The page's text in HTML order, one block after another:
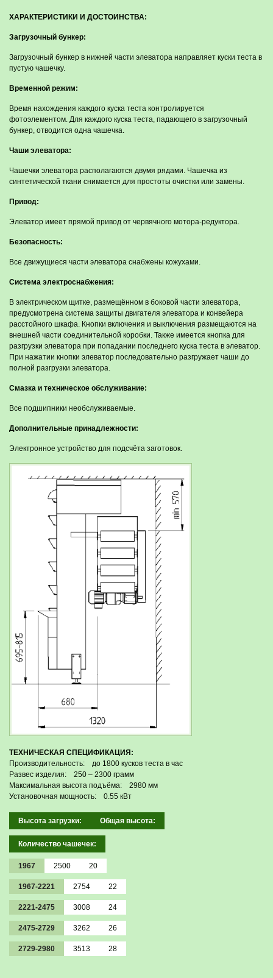
ХАРАКТЕРИСТИКИ И ДОСТОИНСТВА:
Загрузочный бункер:
Загрузочный бункер в нижней части элеватора направляет куски теста в
пустую чашечку.
Временной режим:
Время нахождения каждого куска теста контролируется
фотоэлементом. Для каждого куска теста, падающего в загрузочный
бункер, отводится одна чашечка.
Чаши элеватора:
Чашечки элеватора располагаются двумя рядами. Чашечка из
синтетической ткани снимается для простоты очистки или замены.
Привод:
Элеватор имеет прямой привод от червячного мотора-редуктора.
Безопасность:
Все движущиеся части элеватора снабжены кожухами.
Система электроснабжения:
В электрическом щитке, размещённом в боковой части элеватора,
предусмотрена система защиты двигателя элеватора и конвейера
расстойного шкафа. Кнопки включения и выключения размещаются на
внешней части соединительной коробки. Также имеется кнопка для
разгрузки элеватора при попадании последнего куска теста в элеватор.
При нажатии кнопки элеватор последовательно разгружает чаши до
полной разгрузки элеватора.
Смазка и техническое обслуживание:
Все подшипники необслуживаемые.
Дополнительные принадлежности:
Электронное устройство для подсчёта заготовок.
ТЕХНИЧЕСКАЯ СПЕЦИФИКАЦИЯ:
Производительность: до 1800 кусков теста в час
Развес изделия: 250 – 2300 грамм
Максимальная высота подъёма: 2980 мм
Установочная мощность: 0.55 кВт
Высота загрузки: Общая высота:
Количество чашечек:
1967 2500 20
1967-2221 2754 22
2221-2475 3008 24
2475-2729 3262 26
2729-2980 3513 28